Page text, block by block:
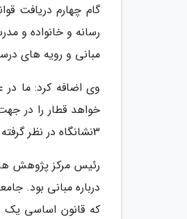
گام چهارم دریافت
مبانی و رویه های
وی اضافه کرد: ما
خواهد قطار را در
3نشانگاه در نظر گرفته ایم. 1 قانون اساسی.2. چشم انداز. 3 سیاست های نظام.
رئیس مرکز پژوهش
درباره مبانی بود.
که قانون اساسی یک